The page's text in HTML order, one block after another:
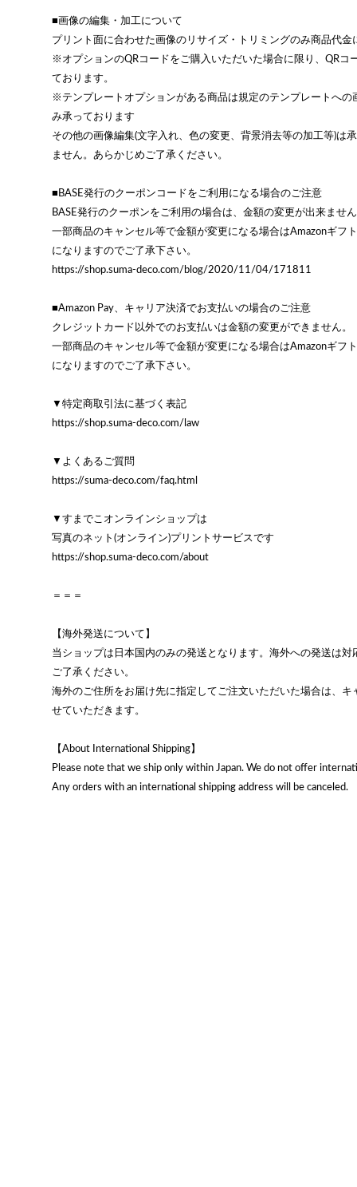
■画像の編集・加工について
プリント面に合わせた画像のリサイズ・トリミングのみ商品代金
※オプションのQRコードをご購入いただいた場合に限り、QRコ
ております。
※テンプレートオプションがある商品は規定のテンプレートへの
み承っております
その他の画像編集(文字入れ、色の変更、背景消去等の加工等)は
ません。あらかじめご了承ください。
■BASE発行のクーポンコードをご利用になる場合のご注意
BASE発行のクーポンをご利用の場合は、金額の変更が出来ませ
一部商品のキャンセル等で金額が変更になる場合はAmazonギフ
になりますのでご了承下さい。
https://shop.suma-deco.com/blog/2020/11/04/171811
■Amazon Pay、キャリア決済でお支払いの場合のご注意
クレジットカード以外でのお支払いは金額の変更ができません。
一部商品のキャンセル等で金額が変更になる場合はAmazonギフ
になりますのでご了承下さい。
▼特定商取引法に基づく表記
https://shop.suma-deco.com/law
▼よくあるご質問
https://suma-deco.com/faq.html
▼すまでこオンラインショップは
写真のネット(オンライン)プリントサービスです
https://shop.suma-deco.com/about
＝＝＝
【海外発送について】
当ショップは日本国内のみの発送となります。海外への発送は対
ご了承ください。
海外のご住所をお届け先に指定してご注文いただいた場合は、キ
せていただきます。
【About International Shipping】
Please note that we ship only within Japan. We do not offer
Any orders with an international shipping address will be canceled.